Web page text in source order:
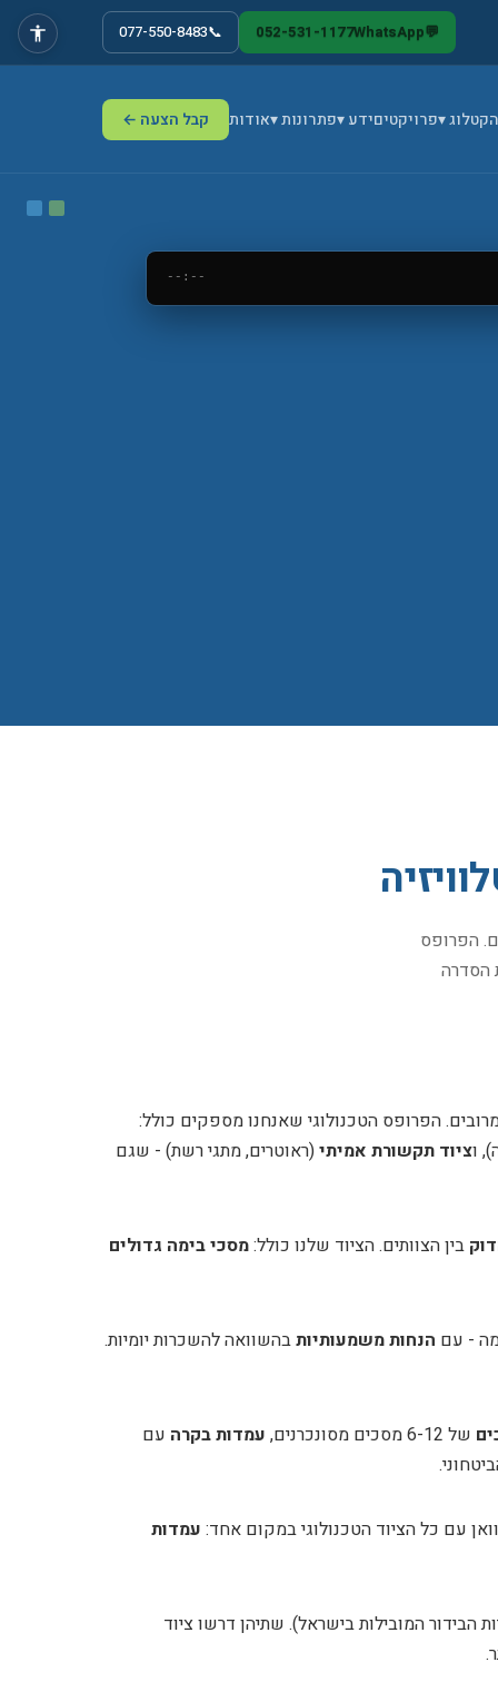
💬
WhatsApp
052-531-1177
📞
077-550-8483
קטלוג ▾פרויקטיםידע ▾פתרונות ▾אודות קבל הצעה ←
--:--
›
הפרופס
הסדרה
הפרופס הטכנולוגי שאנחנו מספקים כולל:
וציוד תקשורת אמיתי(ראוטרים, מתגי רשת) - שגם
בין הצוותים. הציוד שלנו כולל:מסכי בימה גדולים
הנחות משמעותיותבהשוואה להשכרות יומיות.
של 6-12 מסכים מסונכרנים, עמדות בקרה עם
עם כל הציוד הטכנולוגי במקום אחד: עמדות
הבידור המובילות בישראל). שתיהן דרשו ציוד